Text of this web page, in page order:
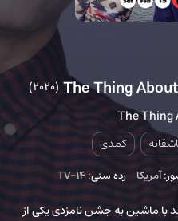
(2020)
The Thing
کمدی
آمریکا رده سنی:TV-14
با ماشین به جشن نامزدی یکی از